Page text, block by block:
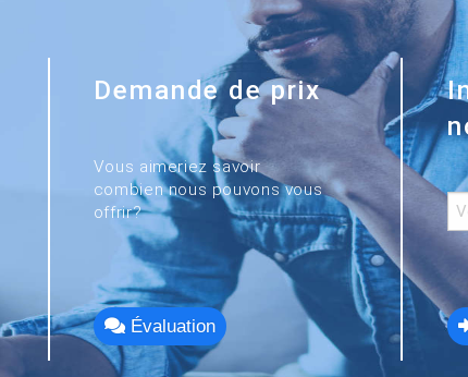
Demande de prix
Vous aimeriez savoir
combien nous pouvons vous
offrir?
Évaluation